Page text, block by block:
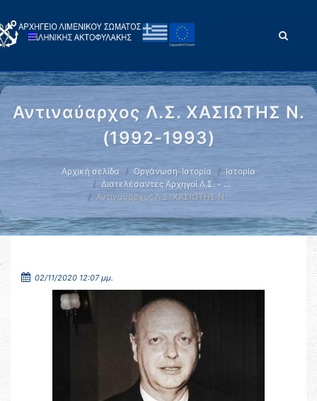
Αντιναύαρχος Λ.Σ. ΧΑΣΙΩΤΗΣ Ν.
(1992-1993)
Αρχική σελίδα Οργάνωση-Ιστορία
Ιστορία
Διατελέσαντες Αρχηγοί Λ.Σ. - …
Αντιναύαρχος Λ.Σ. ΧΑΣΙΩΤΗΣ Ν. …
02/11/2020 12:07 μμ.